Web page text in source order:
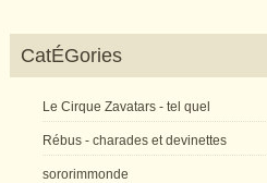
CatÉGories
Le Cirque Zavatars - tel quel
Rébus - charades et devinettes
sororimmonde